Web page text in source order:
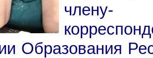
члену-
Образования